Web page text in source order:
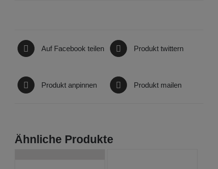
Auf Facebook teilen Produkt twittern
Produkt anpinnen Produkt mailen
Ähnliche Produkte